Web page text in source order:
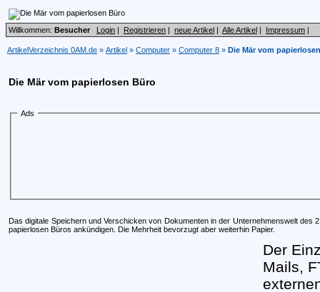
Willkommen: Besucher Login | Registrieren | neue Artikel | Alle Artikel | Impressum |
ArtikelVerzeichnis 0AM.de » Artikel » Computer » Computer 8 » Die Mär vom
Die Mär vom papierlosen Büro
Ads
Das digitale Speichern und Verschicken von Dokumenten in der Unternehmenswelt
papierlosen Büros ankündigen. Die Mehrheit bevorzugt aber weiterhin Papier.
Der
Mails,